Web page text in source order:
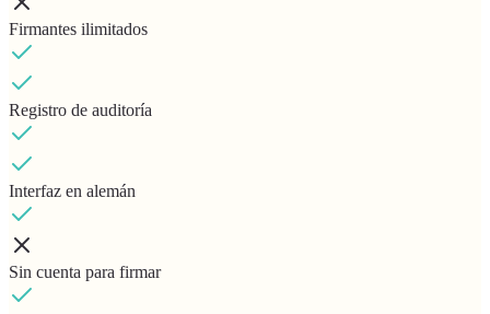
Firmantes ilimitados
Registro de auditoría
Interfaz en alemán
Sin cuenta para firmar